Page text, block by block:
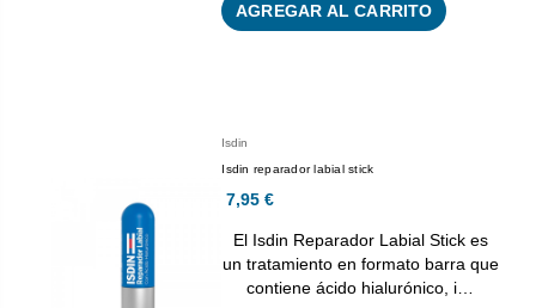
AGREGAR AL CARRITO
Isdin
Isdin reparador labial stick
7,95 €
El Isdin Reparador Labial Stick es
un tratamiento en formato barra que
contiene ácido hialurónico, i…